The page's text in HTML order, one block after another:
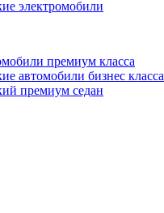
электромобили
премиум класса
автомобили бизнес класса
премиум седан